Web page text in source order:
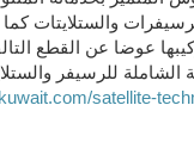
والستلايتات
عوضا عن القطع
الشاملة للرسيفر
satellite-